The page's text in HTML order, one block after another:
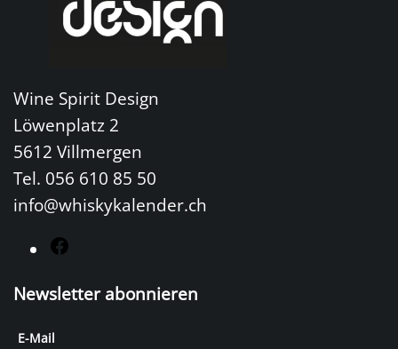
Wine Spirit Design
Löwenplatz 2
5612 Villmergen
Tel. 056 610 85 50
info@whiskykalender.ch
c
Newsletter abonnieren
E-Mail